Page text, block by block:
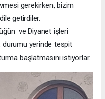
gerekirken, bizim
getirdiler.
ve Diyanet işleri
durumu yerinde tespit
başlatmasını istiyorlar.